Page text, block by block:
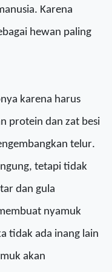
. Karena
hewan paling
karena harus
protein dan zat besi
telur.
tetapi tidak
dan gula
nyamuk
tidak ada inang lain
akan